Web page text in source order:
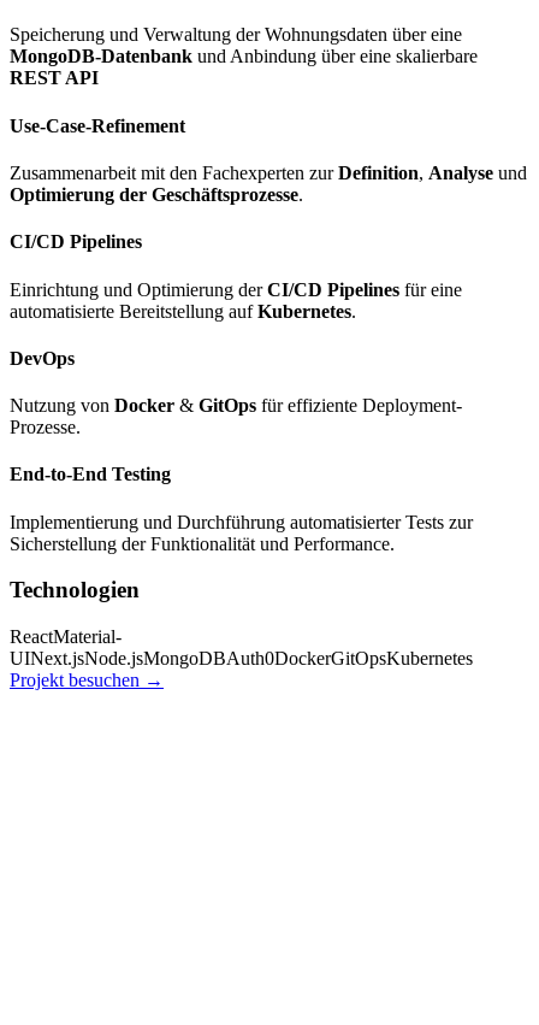
Speicherung und Verwaltung der Wohnungsdaten über eine
MongoDB-Datenbank und Anbindung über eine skalierbare
REST API
Use-Case-Refinement
Zusammenarbeit mit den Fachexperten zurDefinition, Analyse und
Optimierung der Geschäftsprozesse.
CI/CD Pipelines
Einrichtung und Optimierung derCI/CD Pipelines für eine
automatisierte Bereitstellung aufKubernetes.
DevOps
Nutzung von Docker & GitOps für effiziente Deployment-
Prozesse.
End-to-End Testing
Implementierung und Durchführung automatisierter Tests zur
Sicherstellung der Funktionalität und Performance.
Technologien
ReactMaterial-
UINext.jsNode.jsMongoDBAuth0DockerGitOpsKubernetes
Projekt besuchen →